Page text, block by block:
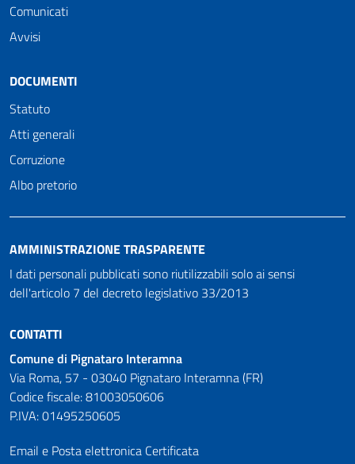
Comunicati
Avvisi
DOCUMENTI
Statuto
Atti generali
Corruzione
Albo pretorio
AMMINISTRAZIONE TRASPARENTE
I dati personali pubblicati sono riutilizzabili solo ai sensi
dell'articolo 7 del decreto legislativo 33/2013
CONTATTI
Comune di Pignataro Interamna
Via Roma, 57 - 03040 Pignataro Interamna (FR)
Codice fiscale: 81003050606
P.IVA: 01495250605
Email e Posta elettronica Certificata